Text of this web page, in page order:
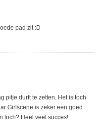
pad zit :D
pitje durft te zetten. Het is toch
Girlscene is zeker een goed
toch? Heel veel succes!